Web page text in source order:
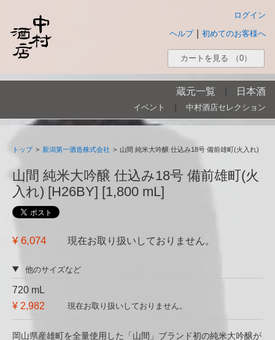
ログイン
初めてのお客様へ
ヘルプ
カートを見る （0）
蔵元一覧 日本酒
イベント 中村酒店セレクション
トップ > 新潟第一酒造株式会社 > 山間 純米大吟醸 仕込み18号 備前雄町(火入れ)
山間 純米大吟醸 仕込み18号 備前雄町(火
入れ) [H26BY] [1,800 mL]
¥ 6,074 現在お取り扱いしておりません。
他のサイズなど
720 mL
¥ 2,982
現在お取り扱いしておりません。
岡山県産雄町を全量使用した「山間」ブランド初の純米大吟醸が